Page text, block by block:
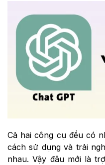
Cả hai công cụ đều có
cách sử dụng và trải
nhau. Vậy đâu mới là